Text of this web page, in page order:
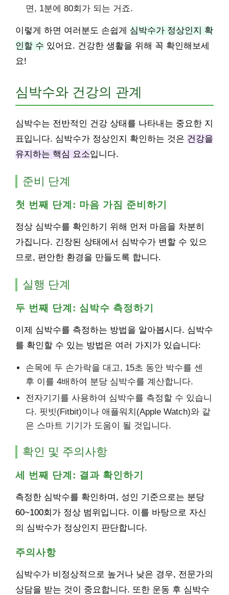
면, 1분에 80회가 되는 거죠.
이렇게 하면 여러분도 손쉽게 심박수가 정상인지 확
인할 수 있어요. 건강한 생활을 위해 꼭 확인해보세
요!
심박수와 건강의 관계
심박수는 전반적인 건강 상태를 나타내는 중요한 지
표입니다. 심박수가 정상인지 확인하는 것은 건강을
유지하는 핵심 요소입니다.
준비 단계
첫 번째 단계: 마음 가짐 준비하기
정상 심박수를 확인하기 위해 먼저 마음을 차분히
가집니다. 긴장된 상태에서 심박수가 변할 수 있으
므로, 편안한 환경을 만들도록 합니다.
실행 단계
두 번째 단계: 심박수 측정하기
이제 심박수를 측정하는 방법을 알아봅시다. 심박수
를 확인할 수 있는 방법은 여러 가지가 있습니다:
손목에 두 손가락을 대고, 15초 동안 박수를 센
후 이를 4배하여 분당 심박수를 계산합니다.
전자기기를 사용하여 심박수를 측정할 수 있습니
다. 핏빗(Fitbit)이나 애플워치(Apple Watch)와 같
은 스마트 기기가 도움이 될 것입니다.
확인 및 주의사항
세 번째 단계: 결과 확인하기
측정한 심박수를 확인하며, 성인 기준으로는 분당
60~100회가 정상 범위입니다. 이를 바탕으로 자신
의 심박수가 정상인지 판단합니다.
주의사항
심박수가 비정상적으로 높거나 낮은 경우, 전문가의
상담을 받는 것이 중요합니다. 또한 운동 후 심박수